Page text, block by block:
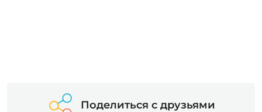
Поделиться с друзьями